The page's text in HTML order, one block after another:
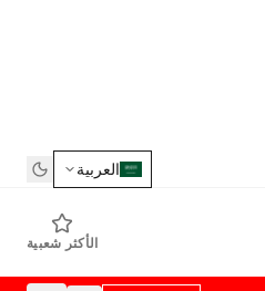
العربية
الأكثر شعبية